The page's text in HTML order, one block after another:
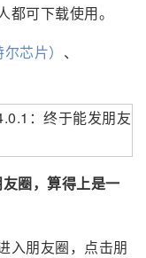
可下载使用。
芯片） 、
圈，算得上是一
入朋友圈，点击朋